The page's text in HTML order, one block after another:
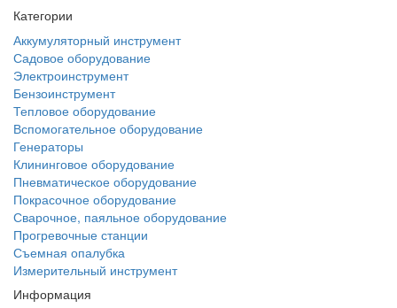
Категории
Аккумуляторный инструмент
Садовое оборудование
Электроинструмент
Бензоинструмент
Тепловое оборудование
Вспомогательное оборудование
Генераторы
Клининговое оборудование
Пневматическое оборудование
Покрасочное оборудование
Сварочное, паяльное оборудование
Прогревочные станции
Съемная опалубка
Измерительный инструмент
Информация